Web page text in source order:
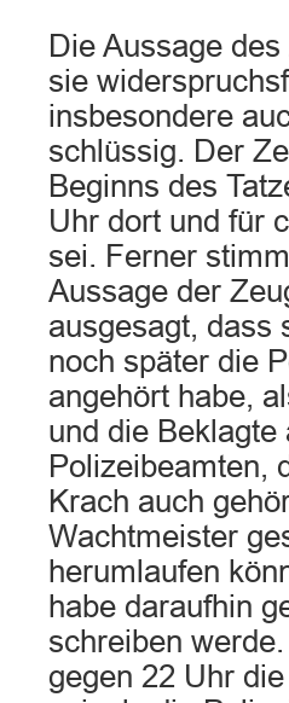
Die Aussage
sie
insbesondere
schlüssig. Der
Beginns des
Uhr dort und für
sei. Ferner
Aussage der
ausgesagt, dass
noch später die
angehört habe,
und die
Polizeibeamten,
Krach auch
Wachtmeister
herumlaufen
habe daraufhin
schreiben
gegen 22 Uhr